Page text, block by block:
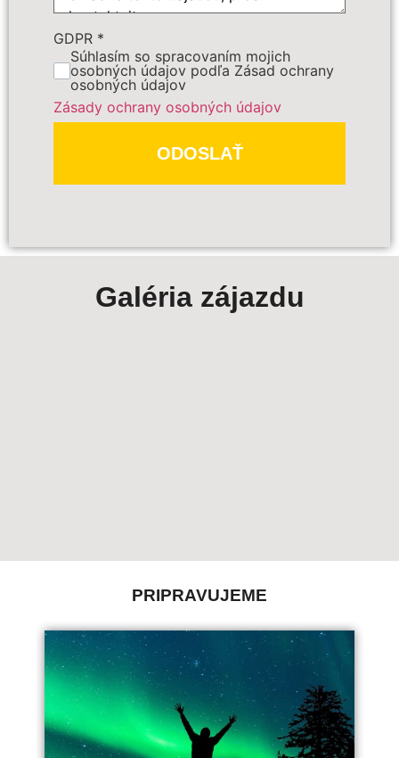
GDPR *
Súhlasím so spracovaním mojich
osobných údajov podľa Zásad ochrany
osobných údajov
Zásady ochrany osobných údajov
ODOSLAŤ
PREDBEŽNE OBJEDNAŤ
Polia označené*sú povinné
Galéria zájazdu
PRIPRAVUJEME